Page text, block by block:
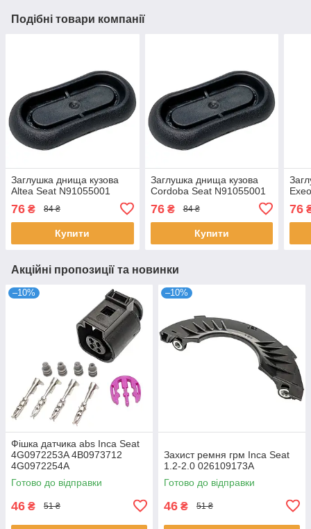
Подібні товари компанії
Заглушка днища кузова
Altea Seat N91055001
76 ₴ 84 ₴
Купити
Заглушка днища кузова
Cordoba Seat N91055001
76₴ 84 ₴
Купити
76
Акційні пропозиції та новинки
–10%
Фішка датчика abs Inca Seat
4G0972253A 4B0973712
4G0972254A
Готово до відправки
46 ₴ 51 ₴
–10%
Захист ремня грм Inca Seat
1.2-2.0 026109173A
Готово до відправки
46 ₴ 51 ₴